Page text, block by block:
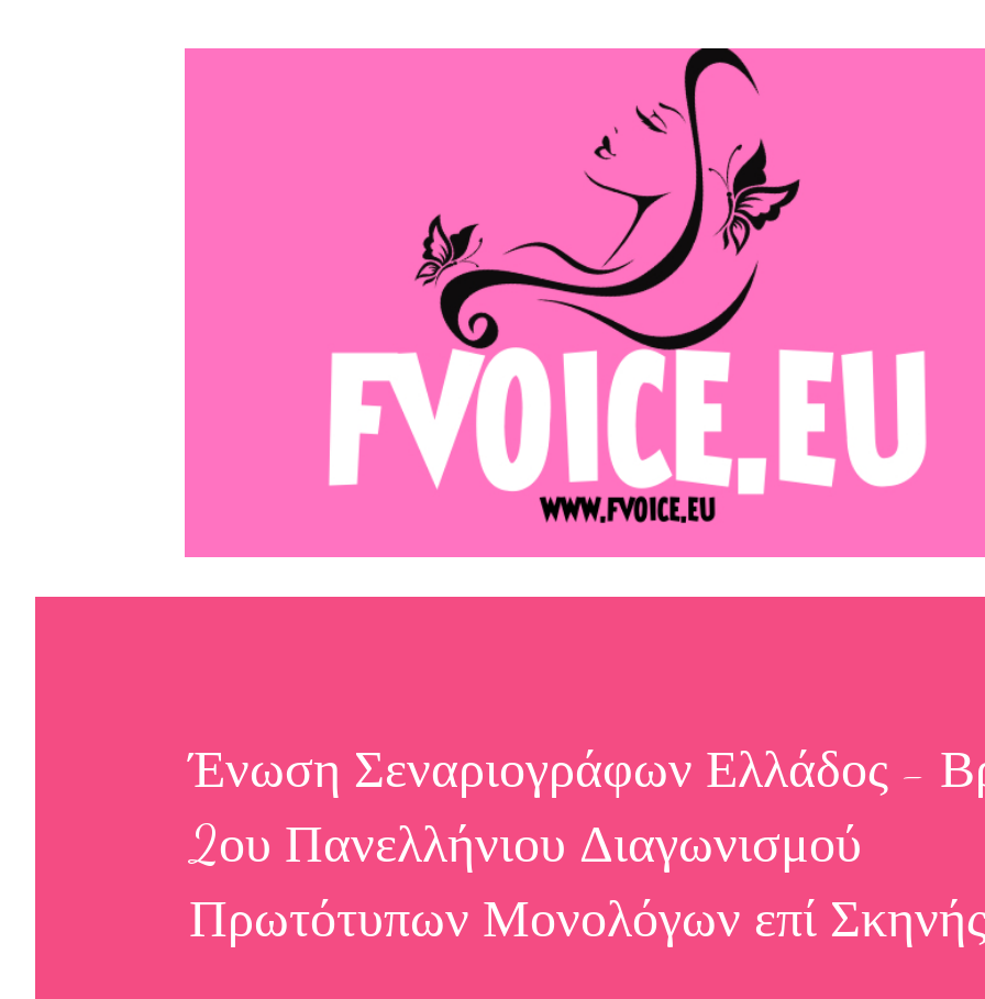
Ένωση Σεναριογράφων Ελλάδος -
2ου Πανελλήνιου Διαγωνισμού
Πρωτότυπων Μονολόγων επί